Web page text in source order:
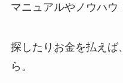
マニュアルやノウハウ
探したりお金を払えば
ら。